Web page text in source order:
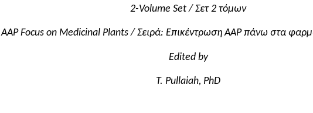
2-Volume Set / Σετ 2 τόμων
AAP Focus on Medicinal Plants / Σειρά: ΕπικέντρωσηAAPπάνω στα φ
Edited by
T. Pullaiah, PhD